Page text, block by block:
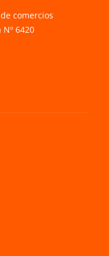
comercios
6420